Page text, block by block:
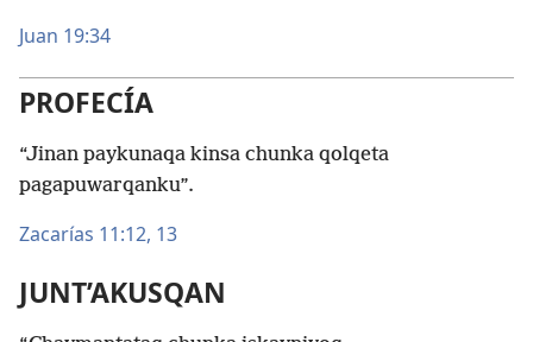
Juan 19:34
PROFECÍA
“Jinan paykunaqa kinsa chunka qolqeta
pagapuwarqanku”.
Zacarías 11:12, 13
JUNT’AKUSQAN